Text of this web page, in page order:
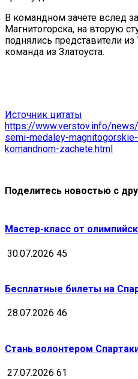
В командном зачете вслед
Магнитогорска, на вторую
поднялись представители
команда из Златоуста.
Источник цитаты
https://www.verstov.info/
semi-medaley-
komandnom-zachete.html
Поделитесь новостью с
Мастер-класс от
30.07.2026 45
Бесплатные билеты на
28.07.2026 46
Стань волонтером
27.07.2026 61